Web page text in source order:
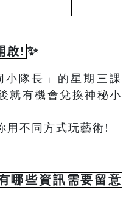
啟! ✨
隊長」的星期三課
就有機會兌換神秘小
用不同方式玩藝術!
哪些資訊需要留意